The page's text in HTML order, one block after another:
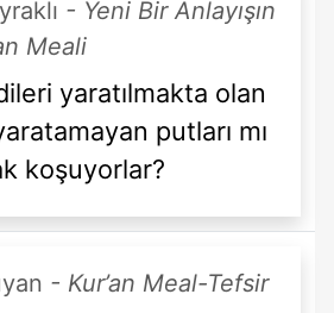
- Yeni Bir Anlayışın
Meali
yaratılmakta olan
putları mı
koşuyorlar?
- Kur’an Meal-Tefsir